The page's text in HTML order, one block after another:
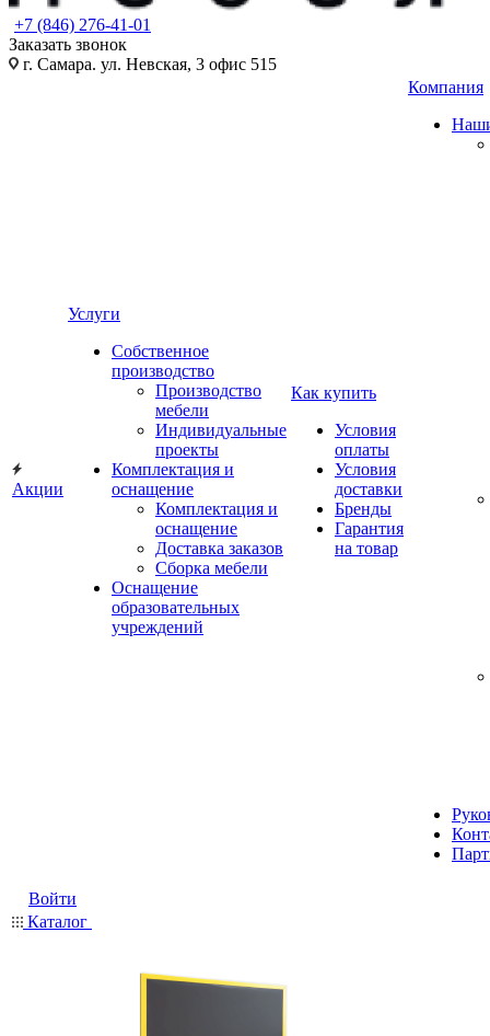
+7 (846) 276-41-01
Заказать звонок
г. Самара. ул. Невская, 3 офис 515
Акции
Услуги
Собственное
производство
Производство
мебели
Индивидуальные
проекты
Комплектация и
оснащение
Комплектация и
оснащение
Доставка заказов
Сборка мебели
Оснащение
образовательных
учреждений
Как купить
Условия
оплаты
Условия
доставки
Бренды
Гарантия
на товар
Компания
Войти
Каталог